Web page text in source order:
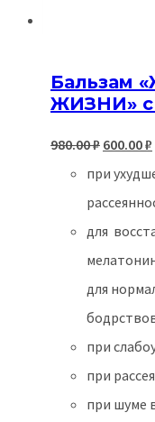
Бальзам
ЖИЗНИ» с
980.00₽
цена
980.00 ₽.
600.00₽
при
для
для
при
при
при шуме